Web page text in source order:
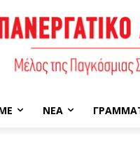
ΝΈΑ